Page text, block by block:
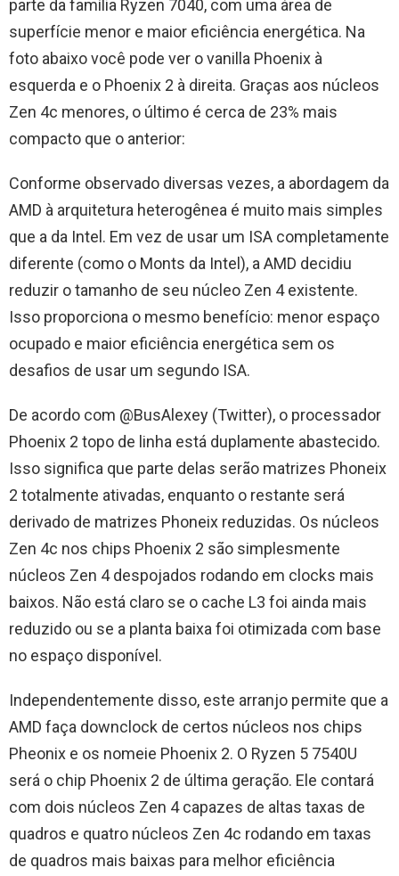
parte da família Ryzen 7040, com uma área de
superfície menor e maior eficiência energética. Na
foto abaixo você pode ver o vanilla Phoenix à
esquerda e o Phoenix 2 à direita. Graças aos núcleos
Zen 4c menores, o último é cerca de 23% mais
compacto que o anterior:
Conforme observado diversas vezes, a abordagem da
AMD à arquitetura heterogênea é muito mais simples
que a da Intel. Em vez de usar um ISA completamente
diferente (como o Monts da Intel), a AMD decidiu
reduzir o tamanho de seu núcleo Zen 4 existente.
Isso proporciona o mesmo benefício: menor espaço
ocupado e maior eficiência energética sem os
desafios de usar um segundo ISA.
De acordo com @BusAlexey (Twitter), o processador
Phoenix 2 topo de linha está duplamente abastecido.
Isso significa que parte delas serão matrizes Phoneix
2 totalmente ativadas, enquanto o restante será
derivado de matrizes Phoneix reduzidas. Os núcleos
Zen 4c nos chips Phoenix 2 são simplesmente
núcleos Zen 4 despojados rodando em clocks mais
baixos. Não está claro se o cache L3 foi ainda mais
reduzido ou se a planta baixa foi otimizada com base
no espaço disponível.
Independentemente disso, este arranjo permite que a
AMD faça downclock de certos núcleos nos chips
Pheonix e os nomeie Phoenix 2. O Ryzen 5 7540U
será o chip Phoenix 2 de última geração. Ele contará
com dois núcleos Zen 4 capazes de altas taxas de
quadros e quatro núcleos Zen 4c rodando em taxas
de quadros mais baixas para melhor eficiência